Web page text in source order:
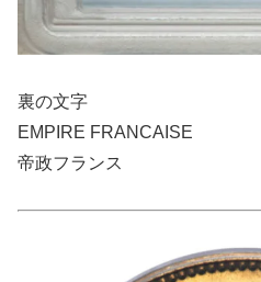
裏の文字
EMPIRE FRANCAISE
帝政フランス